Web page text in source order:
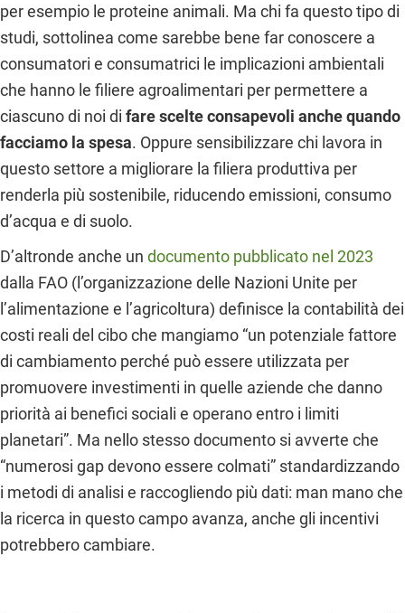
per esempio le proteine animali. Ma chi fa questo tipo di
studi, sottolinea come sarebbe bene far conoscere a
consumatori e consumatrici le implicazioni ambientali
che hanno le filiere agroalimentari per permettere a
ciascuno di noi di fare scelte consapevoli anche quando
facciamo la spesa. Oppure sensibilizzare chi lavora in
questo settore a migliorare la filiera produttiva per
renderla più sostenibile, riducendo emissioni, consumo
d’acqua e di suolo.
D’altronde anche un documento pubblicato nel 2023
dalla FAO (l’organizzazione delle Nazioni Unite per
l’alimentazione e l’agricoltura) definisce la contabilità dei
costi reali del cibo che mangiamo “un potenziale fattore
di cambiamento perché può essere utilizzata per
promuovere investimenti in quelle aziende che danno
priorità ai benefici sociali e operano entro i limiti
planetari”. Ma nello stesso documento si avverte che
“numerosi gap devono essere colmati” standardizzando
i metodi di analisi e raccogliendo più dati: man mano che
la ricerca in questo campo avanza, anche gli incentivi
potrebbero cambiare.